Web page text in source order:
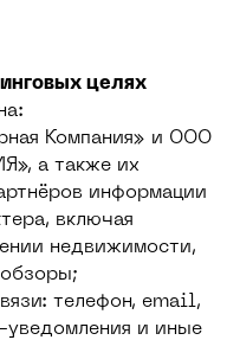
целях
Компания» и ООО
а также их
информации
включая
недвижимости,
телефон, email,
и иные